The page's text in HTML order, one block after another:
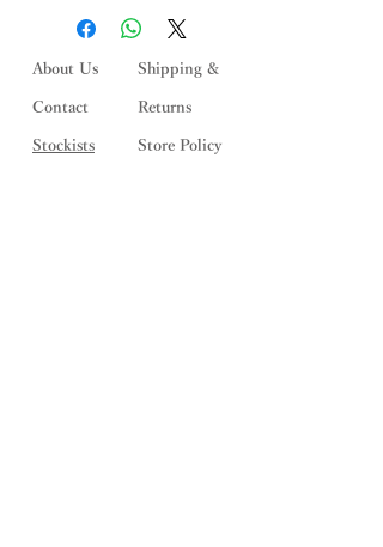
ております。 ご注文いただいた後に
在庫状況を確認いたしますが,「在庫
切れ」の場合がございます。 その際
ぞご了承ください。
About Us
Contact
Stockists
Shipping &
Returns
Store Policy